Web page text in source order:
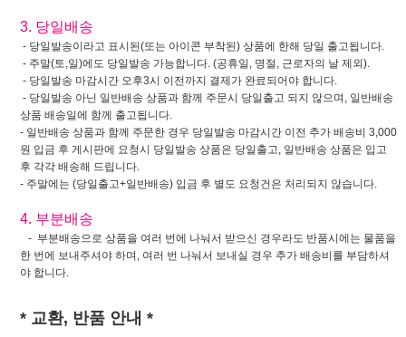
3. 당일배송
- 당일발송이라고 표시된(또는 아이콘 부착된) 상품에 한해 당일 출고됩니다.
- 주말(토,일)에도 당일발송 가능합니다. (공휴일, 명절, 근로자의 날 제외).
- 당일발송 마감시간 오후3시 이전까지 결제가 완료되어야 합니다.
- 당일발송 아닌 일반배송 상품과 함께 주문시 당일출고 되지 않으며, 일반배송
상품 배송일에 함께 출고됩니다.
- 일반배송 상품과 함께 주문한 경우 당일발송 마감시간 이전 추가 배송비 3,000
원 입금 후 게시판에 요청시 당일발송 상품은 당일출고, 일반배송 상품은 입고
후 각각 배송해 드립니다.
- 주말에는 (당일출고+일반배송) 입금 후 별도 요청건은 처리되지 않습니다.
4. 부분배송
- 부분배송으로 상품을 여러 번에 나눠서 받으신 경우라도 반품시에는 물품을
한 번에 보내주셔야 하며, 여러 번 나눠서 보내실 경우 추가 배송비를 부담하셔
야 합니다.
* 교환, 반품 안내 *